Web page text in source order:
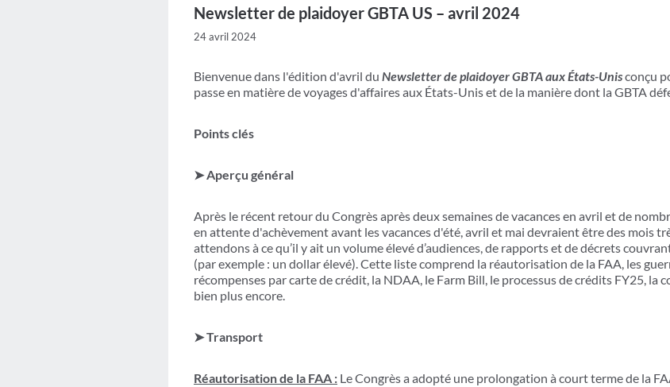
Newsletter de plaidoyer GBTA US – avril 2024
24 avril 2024
Bienvenue dans l'édition d'avril du Newsletter de plaidoyer GBTA aux États-Unisconçu
passe en matière de voyages d'affaires aux États-Unis et de la manière dont la GBTA
Points clés
➤ Aperçu général
Après le récent retour du Congrès après deux semaines de vacances en avril et de
en attente d'achèvement avant les vacances d'été, avril et mai devraient être des mois
attendons à ce qu’il y ait un volume élevé d’audiences, de rapports et de décrets
(par exemple : un dollar élevé). Cette liste comprend la réautorisation de la FAA, les
récompenses par carte de crédit, la NDAA, le Farm Bill, le processus de crédits FY25, la
bien plus encore.
➤ Transport
Réautorisation de la FAA : Le Congrès a adopté une prolongation à court terme de la